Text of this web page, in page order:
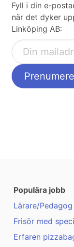
Fyll i din e-
när det dyker
Linköping AB:
Populära jobb
Lärare/
Frisör med
Erfaren